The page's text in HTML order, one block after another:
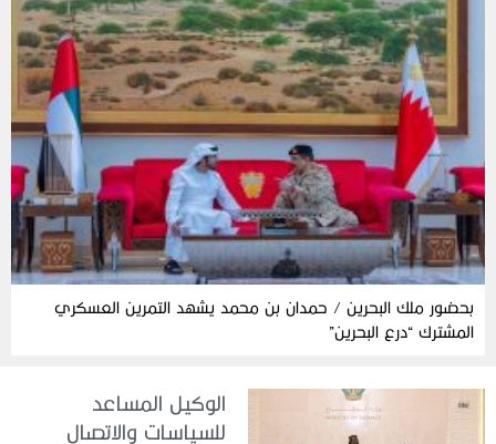
بحضور ملك البحرين / حمدان بن محمد يشهد التمرين العسكري
المشترك “درع البحرين”
الوكيل المساعد
للسياسات والاتصال